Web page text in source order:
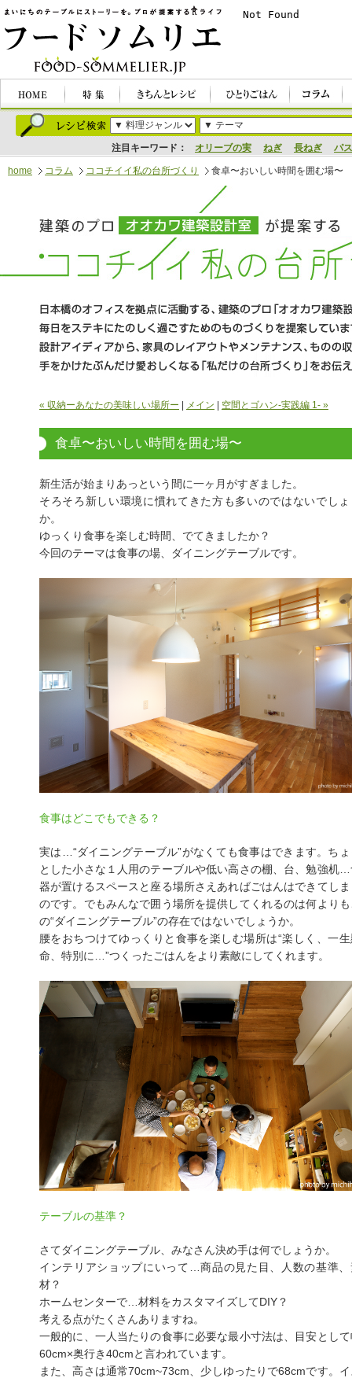
注目キーワード： オリーブの実 ねぎ 長ねぎ パ
home コラム ココチイイ私の台所づくり 食卓〜おいしい時間を囲む場〜
« 収納ーあなたの美味しい場所ー メイン 空間とゴハン-実践編 1- »
食卓〜おいしい時間を囲む場〜
新生活が始まりあっという間に一ヶ月がすぎました。
そろそろ新しい環境に慣れてきた方も多いのではないでしょ
か。
ゆっくり食事を楽しむ時間、でてきましたか？
今回のテーマは食事の場、ダイニングテーブルです。
食事はどこでもできる？
実は…“ダイニングテーブル”がなくても食事はできます。ち
とした小さな１人用のテーブルや低い高さの棚、台、勉強机
器が置けるスペースと座る場所さえあればごはんはできてし
のです。でもみんなで囲う場所を提供してくれるのは何より
の“ダイニングテーブル”の存在ではないでしょうか。
腰をおちつけてゆっくりと食事を楽しむ場所は“楽しく、一
命、特別に…”つくったごはんをより素敵にしてくれます。
テーブルの基準？
さてダイニングテーブル、みなさん決め手は何でしょうか。
インテリアショップにいって…商品の見た目、人数の基準、
材？
ホームセンターで…材料をカスタマイズしてDIY？
考える点がたくさんありますね。
一般的に、一人当たりの食事に必要な最小寸法は、目安とし
60cm×奥行き40cmと言われています。
また、高さは通常70cm~73cm、少しゆったりで68cmです。